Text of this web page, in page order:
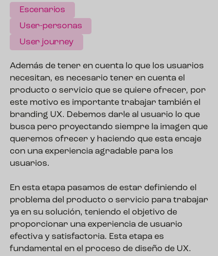
Escenarios
User-personas
User journey
Además de tener en cuenta lo que los usuarios
necesitan, es necesario tener en cuenta el
producto o servicio que se quiere ofrecer, por
este motivo es importante trabajar también el
branding UX. Debemos darle al usuario lo que
busca pero proyectando siempre la imagen que
queremos ofrecer y haciendo que esta encaje
con una experiencia agradable para los
usuarios.
En esta etapa pasamos de estar definiendo el
problema del producto o servicio para trabajar
ya en su solución, teniendo el objetivo de
proporcionar una experiencia de usuario
efectiva y satisfactoria. Esta etapa es
fundamental en el proceso de diseño de UX.